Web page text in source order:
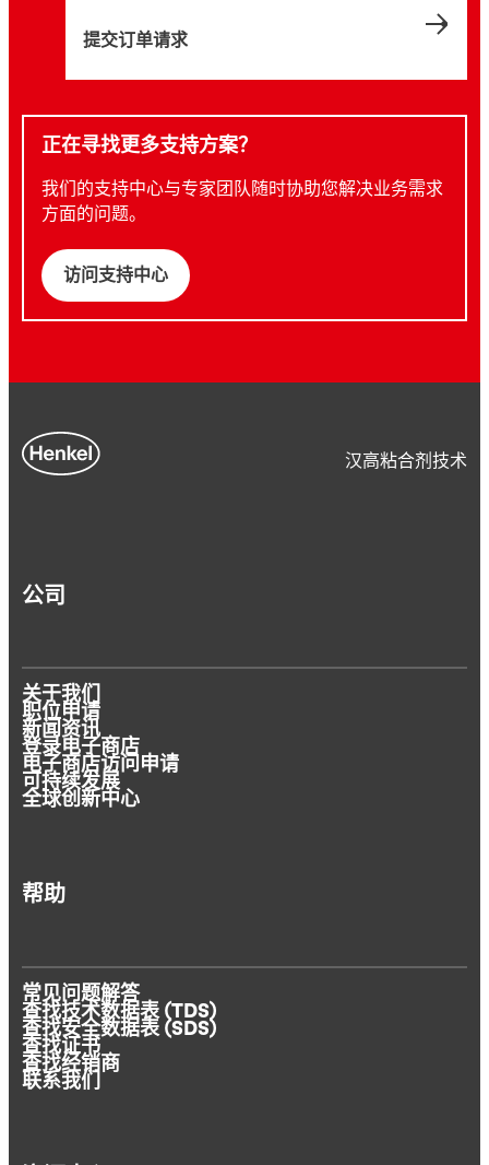
提交订单请求
正在寻找更多支持方案？
我们的支持中心与专家团队随时协助您解决业务需求
方面的问题。
访问支持中心
汉高粘合剂技术
公司
关于我们
职位申请
新闻资讯
登录电子商店
电子商店访问申请
可持续发展
全球创新中心
帮助
常见问题解答
查找技术数据表 (TDS)
查找安全数据表 (SDS)
查找证书
查找经销商
联系我们